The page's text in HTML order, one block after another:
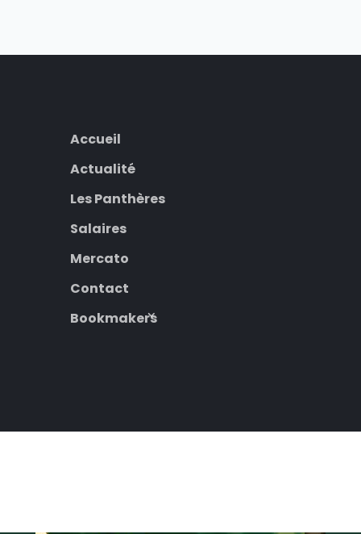
Accueil
Actualité
Les Panthères
Salaires
Mercato
Contact
Bookmakers